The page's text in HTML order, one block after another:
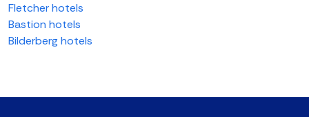
Fletcher hotels
Bastion hotels
Bilderberg hotels